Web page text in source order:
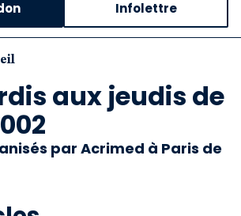
critique des médias
Nos propositions
Notre revue
Boutique
Infolettre
aux jeudis de
par Acrimed à Paris de